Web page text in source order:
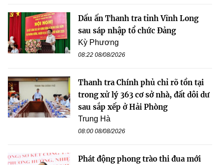
Dấu ấn Thanh tra tỉnh Vĩnh Long
sau sáp nhập tổ chức Đảng
Kỳ Phương
08:22 08/08/2026
Thanh tra Chính phủ chỉ rõ tồn tại
trong xử lý 363 cơ sở nhà, đất dôi dư
sau sắp xếp ở Hải Phòng
Trung Hà
08:00 08/08/2026
Phát động phong trào thi đua mới